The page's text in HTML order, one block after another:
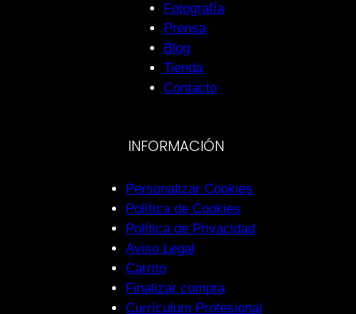
Fotografía
Prensa
Blog
Tienda
Contacto
INFORMACIÓN
Personalizar Cookies
Política de Cookies
Política de Privacidad
Aviso Legal
Carrito
Finalizar compra
Currículum Profesional